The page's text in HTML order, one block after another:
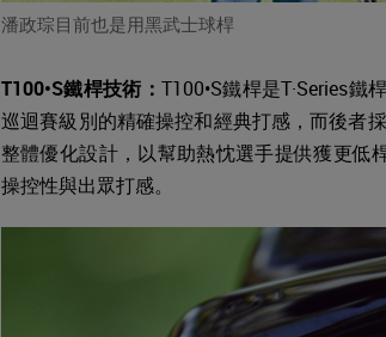
潘政琮目前也是用黑武士球桿
T100•S鐵桿技術： T100•S鐵桿是T·Series
巡迴賽級別的精確操控和經典打感，而後者
整體優化設計，以幫助熱忱選手提供獲更低
操控性與出眾打感。